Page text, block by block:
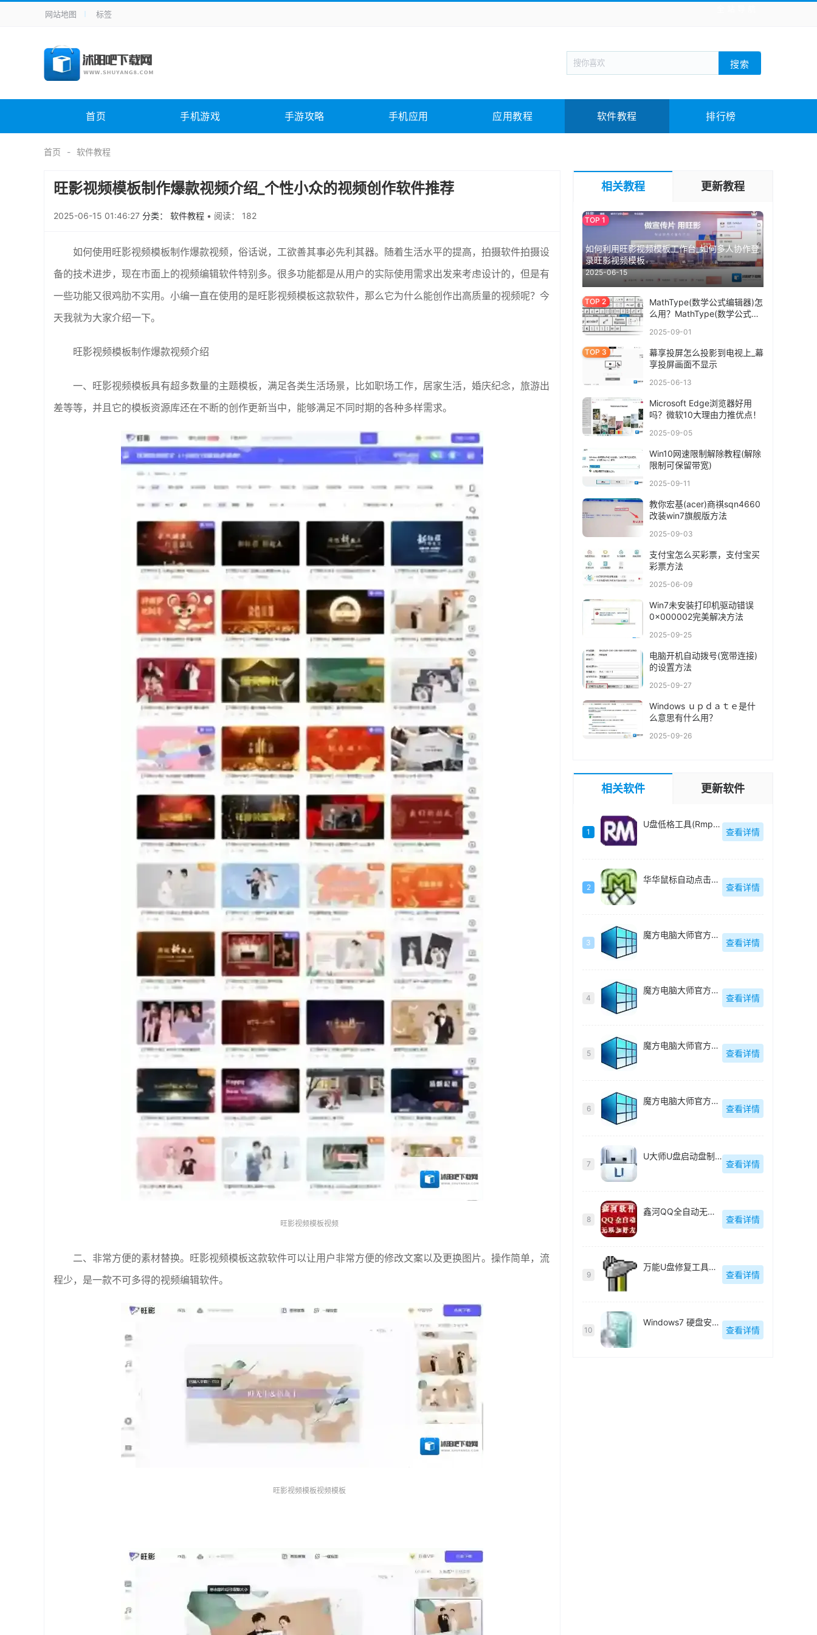
手机应用 新闻阅读 旅游出行 生活实用
手机游戏 H5游戏 回合网游 战棋游戏 枪战射击
电脑软件 其它类别 图形软件 安全相关 应用软件 影音软件 插件下载 教育教学 游戏娱乐 系统软件 素材下载
未分类 综合其它
网站地图 标签
搜索
首页 手机游戏 手游攻略 手机应用 应用教程 软件教程 排行榜
首页 软件教程
旺影视频模板制作爆款视频介绍_个性小众的视频创作软件推荐
2025-06-15 01:46:27 分类： 软件教程 • 阅读： 182
如何使用旺影视频模板制作爆款视频，俗话说，工欲善其事必先利其器。随着生活水平的提高，拍摄软件拍摄设
备的技术进步，现在市面上的视频编辑软件特别多。很多功能都是从用户的实际使用需求出发来考虑设计的，但是有
一些功能又很鸡肋不实用。小编一直在使用的是旺影视频模板这款软件，那么它为什么能创作出高质量的视频呢？今
天我就为大家介绍一下。
旺影视频模板制作爆款视频介绍
一、旺影视频模板具有超多数量的主题模板，满足各类生活场景，比如职场工作，居家生活，婚庆纪念，旅游出
差等等，并且它的模板资源库还在不断的创作更新当中，能够满足不同时期的各种多样需求。
旺影视频模板视频
二、非常方便的素材替换。旺影视频模板这款软件可以让用户非常方便的修改文案以及更换图片。操作简单，流
程少，是一款不可多得的视频编辑软件。
旺影视频模板视频模板
相关教程 更新教程
如何利用旺影视频模板工作台_如何多人协作登
录旺影视频模板
2025-06-15
MathType(数学公式编辑器)怎
么用？MathType(数学公式编
2025-09-01
幕享投屏怎么投影到电视上_幕
享投屏画面不显示
2025-06-13
Microsoft Edge浏览器好用
吗？微软10大理由力推优点！
2025-09-05
Win10网速限制解除教程(解除
限制可保留带宽)
2025-09-11
教你宏基(acer)商祺sqn4660
改装win7旗舰版方法
2025-09-03
支付宝怎么买彩票，支付宝买
彩票方法
2025-06-09
Win7未安装打印机驱动错误
0x000002完美解决方法
2025-09-25
电脑开机自动拨号(宽带连接)
的设置方法
2025-09-27
Windows ｕｐｄａｔｅ是什
么意思有什么用？
2025-09-26
相关软件 更新软件
1
U盘低格工具(Rmprepusb)绿色中文
查看详情
2
华华鼠标自动点击器绿色去广告版
查看详情
3
魔方电脑大师官方最新版
查看详情
4
魔方电脑大师官方最新版
查看详情
5
魔方电脑大师官方最新版
查看详情
6
魔方电脑大师官方最新版
查看详情
7
U大师U盘启动盘制作工具【附教程】
查看详情
8
鑫河QQ全自动无限加好友神器
查看详情
9
万能U盘修复工具绿色版
查看详情
10
Windows7 硬盘安装工具绿色版
查看详情